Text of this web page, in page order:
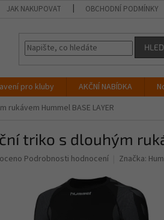
JAK NAKUPOVAT OBCHODNÍ PODMÍNKY
pro kluby AKČNÍ NABÍDKA
rukávem Hummel BASE LAYER
triko s dlouhým
Podrobnosti hodnocení Značka: